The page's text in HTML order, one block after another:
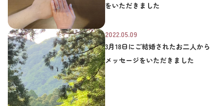
をいただきました
2022.05.09
3月18日にご結婚されたお二人から
メッセージをいただきました